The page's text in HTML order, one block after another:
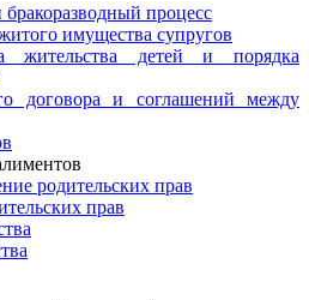
процесс
имущества супругов
жительства детей и порядка
договора и соглашений между
родительских прав
прав